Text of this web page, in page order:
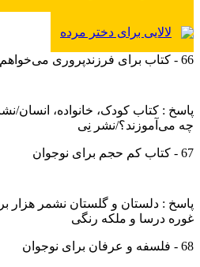
لالایی برای دختر مرده
66 - کتاب برای فرزندپروری می‌خواهم؟
پاسخ : کتاب کودک، خانواده، انسان/
چه می‌آموزند؟/نشر نِی
67 - کتاب کم حجم برای نوجوان
پاسخ : دلستان و گلستان نشمر هزار
غوره درسا و ملکه رنگی
68 - فلسفه و عرفان برای نوجوان